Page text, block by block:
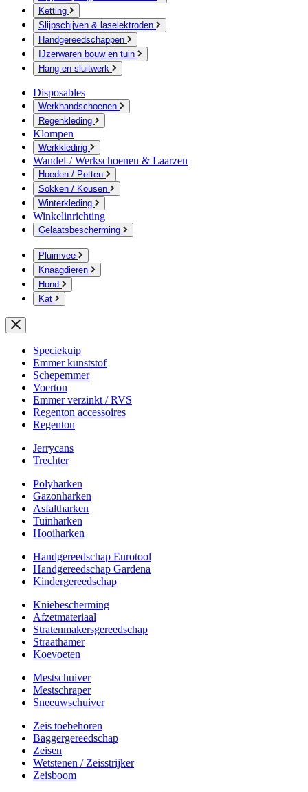
Ketting
Slijpschijven & laselektroden
Handgereedschappen
IJzerwaren bouw en tuin
Hang en sluitwerk
Disposables
Werkhandschoenen
Regenkleding
Klompen
Werkkleding
Wandel-/ Werkschoenen & Laarzen
Hoeden / Petten
Sokken / Kousen
Winterkleding
Winkelinrichting
Gelaatsbescherming
Pluimvee
Knaagdieren
Hond
Kat
Speciekuip
Emmer kunststof
Schepemmer
Voerton
Emmer verzinkt / RVS
Regenton accessoires
Regenton
Jerrycans
Trechter
Polyharken
Gazonharken
Asfaltharken
Tuinharken
Hooiharken
Handgereedschap Eurotool
Handgereedschap Gardena
Kindergereedschap
Kniebescherming
Afzetmateriaal
Stratenmakersgereedschap
Straathamer
Koevoeten
Mestschuiver
Mestschraper
Sneeuwschuiver
Zeis toebehoren
Baggergereedschap
Zeisen
Wetstenen / Zeisstrijker
Zeisboom